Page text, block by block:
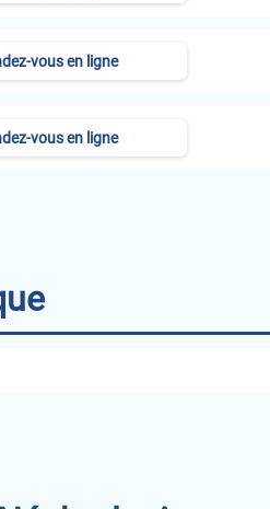
vous en ligne
vous en ligne